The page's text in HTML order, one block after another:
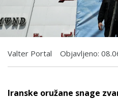
Valter Portal Objavljeno:
Iranske oružane snage